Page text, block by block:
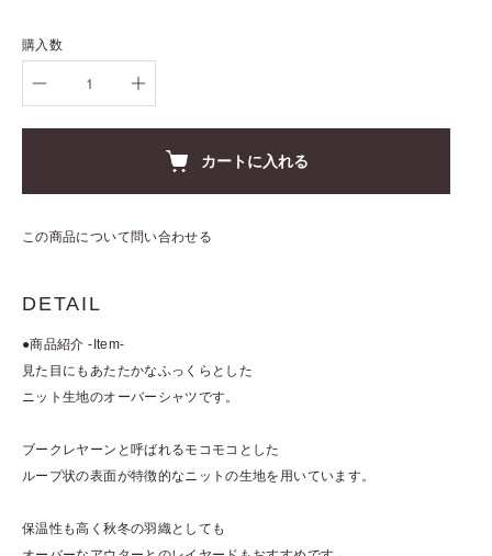
購入数
カートに入れる
この商品について問い合わせる
DETAIL
●商品紹介 -Item-
見た目にもあたたかなふっくらとした
ニット生地のオーバーシャツです。
ブークレヤーンと呼ばれるモコモコとした
ループ状の表面が特徴的なニットの生地を用いています。
保温性も高く秋冬の羽織としても